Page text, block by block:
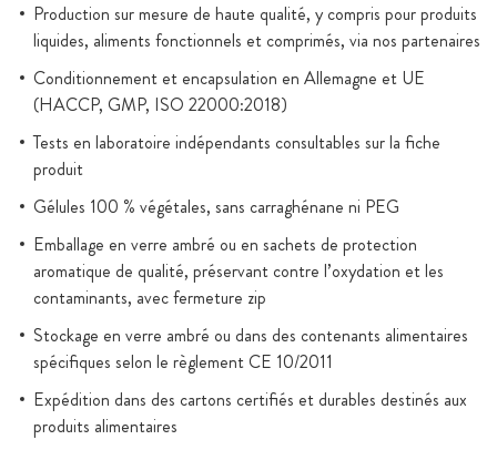
Production sur mesure de haute qualité, y compris pour produits
liquides, aliments fonctionnels et comprimés, via nos partenaires
Conditionnement et encapsulation en Allemagne et UE
(HACCP, GMP, ISO 22000:2018)
Tests en laboratoire indépendants consultables sur la fiche
produit
Gélules 100 % végétales, sans carraghénane ni PEG
Emballage en verre ambré ou en sachets de protection
aromatique de qualité, préservant contre l’oxydation et les
contaminants, avec fermeture zip
Stockage en verre ambré ou dans des contenants alimentaires
spécifiques selon le règlement CE 10/2011
Expédition dans des cartons certifiés et durables destinés aux
produits alimentaires